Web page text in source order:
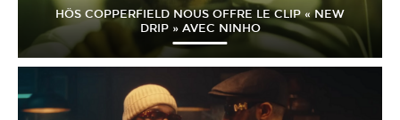
HÖS COPPERFIELD NOUS OFFRE LE CLIP « NEW
DRIP » AVEC NINHO